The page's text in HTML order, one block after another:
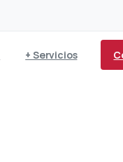
+ Servicios